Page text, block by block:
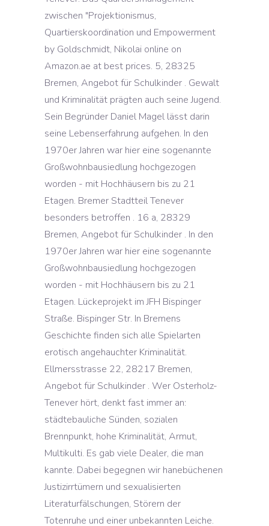
zwischen "Projektionismus,
Quartierskoordination und Empowerment
by Goldschmidt, Nikolai online on
Amazon.ae at best prices. 5, 28325
Bremen, Angebot für Schulkinder . Gewalt
und Kriminalität prägten auch seine Jugend.
Sein Begründer Daniel Magel lässt darin
seine Lebenserfahrung aufgehen. In den
1970er Jahren war hier eine sogenannte
Großwohnbausiedlung hochgezogen
worden - mit Hochhäusern bis zu 21
Etagen. Bremer Stadtteil Tenever
besonders betroffen . 16 a, 28329
Bremen, Angebot für Schulkinder . In den
1970er Jahren war hier eine sogenannte
Großwohnbausiedlung hochgezogen
worden - mit Hochhäusern bis zu 21
Etagen. Lückeprojekt im JFH Bispinger
Straße. Bispinger Str. In Bremens
Geschichte finden sich alle Spielarten
erotisch angehauchter Kriminalität.
Ellmersstrasse 22, 28217 Bremen,
Angebot für Schulkinder . Wer Osterholz-
Tenever hört, denkt fast immer an:
städtebauliche Sünden, sozialen
Brennpunkt, hohe Kriminalität, Armut,
Multikulti. Es gab viele Dealer, die man
kannte. Dabei begegnen wir hanebüchenen
Justizirrtümern und sexualisierten
Literaturfälschungen, Störern der
Totenruhe und einer unbekannten Leiche.